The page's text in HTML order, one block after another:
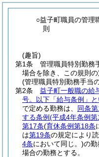
○益子町職員の管理
則
(趣旨)
第1条
管理職員特別勤務
場合を除き、この規則の
(管理職員特別勤務手当
第2条
益子町一般職の給
号。以下「給与条例」
で定める勤務は、 同条
する条例(平成4年条例
第17条(育休条例第18条
は第19条の規定により
4条において同じ。)の勤
場合の勤務とする。